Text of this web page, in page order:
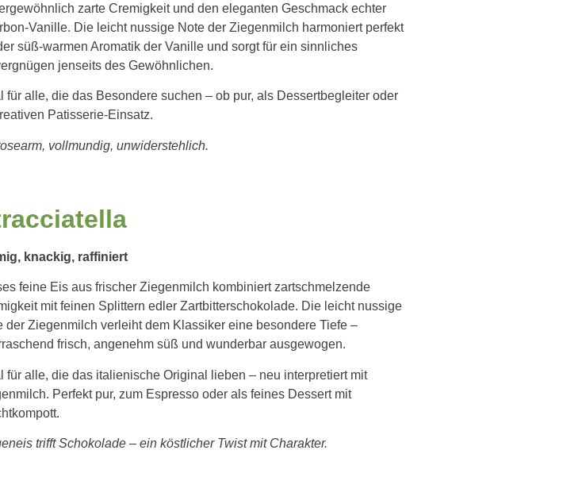
zarte Cremigkeit und den eleganten Geschmack echter
Vanille. Die leicht nussige Note der Ziegenmilch harmoniert perfekt
süß-warmen Aromatik der Vanille und sorgt für ein sinnliches
jenseits des Gewöhnlichen.
für alle, die das Besondere suchen – ob pur, als Dessertbegleiter oder
Patisserie-Einsatz.
vollmundig, unwiderstehlich.
knackig, raffiniert
feine Eis aus frischer Ziegenmilch kombiniert zartschmelzende
mit feinen Splittern edler Zartbitterschokolade. Die leicht nussige
der Ziegenmilch verleiht dem Klassiker eine besondere Tiefe –
frisch, angenehm süß und wunderbar ausgewogen.
für alle, die das italienische Original lieben – neu interpretiert mit
Perfekt pur, zum Espresso oder als feines Dessert mit
trifft Schokolade – ein köstlicher Twist mit Charakter.